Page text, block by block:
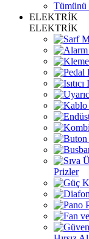
Tümünü
ELEKTRİK
ELEKTRİK
Prizler